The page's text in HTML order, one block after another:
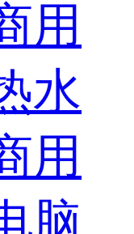
用
水
用
脑